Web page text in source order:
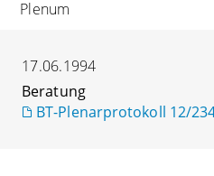
Plenum
17.06.1994
Beratung
BT-Plenarprotokoll 12/